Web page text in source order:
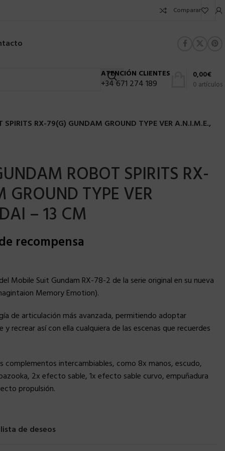
Comparar
ATENCIÓN CLIENTES
+34 671 274 189 0 artículos
0,00€
RX-79(G) GUNDAM GROUND TYPE VER A.N.I.M.E.,
ROBOT SPIRITS RX-
TYPE VER
– 13 CM
recompensa
Mobile Suit Gundam RX-78-2 de la serie original en su nueva
Memory Emotion).
de articulación más avanzada, permitiendo adoptar
y recrear así con ella cualquiera de las escenas que recuerdes
complementos intercambiables, como 8x manos, escudo,
2x efecto sable, 1x efecto sable curvo, empuñadura
propulsión.
de deseos